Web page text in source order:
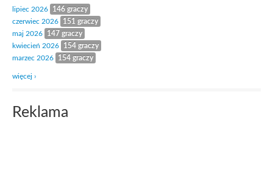
lipiec 2026
146 graczy
czerwiec 2026
151 graczy
maj 2026
147 graczy
kwiecień 2026
154 graczy
marzec 2026
154 graczy
więcej ›
Reklama